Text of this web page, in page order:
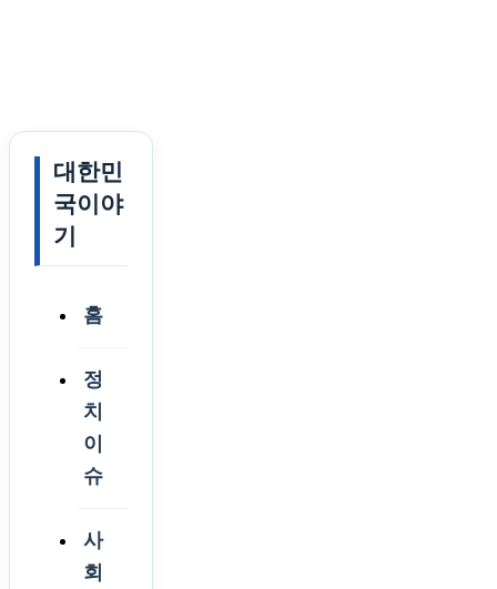
대한민
국이야
기
홈
정
치
이
슈
사
회